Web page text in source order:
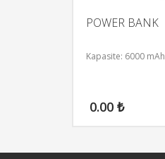
POWER BANK
Kapasite: 6000 mAh
0.00 ₺